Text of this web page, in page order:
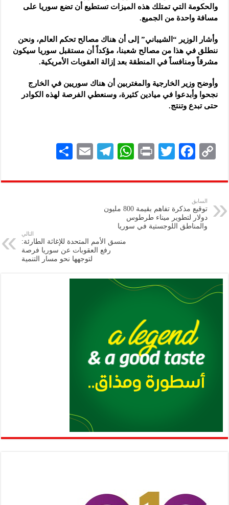
والحكومة التي تمتلك هذه الميزات تستطيع أن تضع سوريا على
مسافة واحدة من الجميع.
وأشار الوزير “الشيباني” إلى أن هناك مصالح تحكم العالم، ونحن
ننطلق في هذا من مصالح شعبنا، مؤكداً أن مستقبل سوريا سيكون
مشرقاً ومنافساً في المنطقة بعد إزالة العقوبات الأمريكية.
وأوضح وزير الخارجية والمغتربين أن هناك سوريين في الخارج
نجحوا وأبدعوا في ميادين كثيرة، وسنعطي الفرصة لهذه الكوادر
حتى تبدع وتنتج.
C
p
y
Li
n
F
eb
k
T
tt
P
nt
W
at
A
p
Te
gr
E
ai
ar
السابق
توقيع مذكرة تفاهم بقيمة 800 مليون
دولار لتطوير ميناء طرطوس
والمناطق اللوجستية في سوريا
التالي
منسق الأمم المتحدة للإغاثة الطارئة:
رفع العقوبات عن سوريا فرصة
لتوجهها نحو مسار التنمية